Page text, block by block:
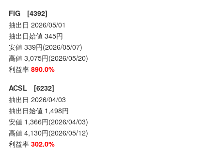
FIG [4392]
抽出日 2026/05/01
抽出日始値 345円
安値 339円(2026/05/07)
高値 3,075円(2026/05/20)
利益率 890.0%
ACSL [6232]
抽出日 2026/04/03
抽出日始値 1,498円
安値 1,366円(2026/04/03)
高値 4,130円(2026/05/12)
利益率 302.0%